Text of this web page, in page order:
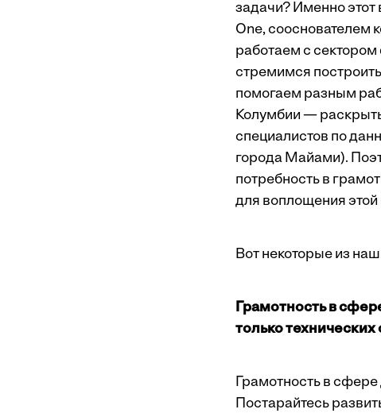
задачи? Именно этот
One, сооснователем
работаем с
стремимся
помогаем разным
Колумбии —
специалистов по
города Майами).
потребность в
для воплощения этой
Вот некоторые из
Грамотность в
только технических
Грамотность в
Постарайтесь